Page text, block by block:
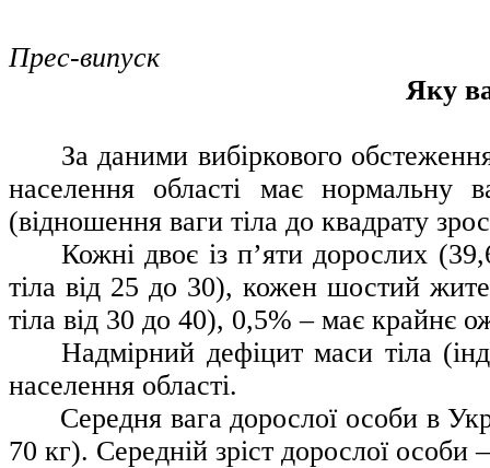
Прес-випуск
Яку
За даними вибіркового
населення області має нормальну
(відношення ваги тіла до квадрату
Кожні двоє із п’яти дорослих
тіла від 25 до 30), кожен шостий
тіла від 30 до 40), 0,5% – має крайнє
Надмірний дефіцит маси тіла
населення області.
Середня вага дорослої особи в
70 кг). Середній зріст дорослої особи